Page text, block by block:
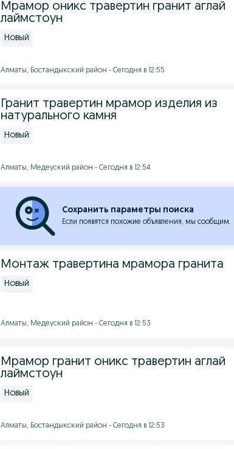
Мрамор оникс травертин гранит аглай
лаймстоун
Новый
Алматы, Бостандыкский район - Сегодня в 12:55
Гранит травертин мрамор изделия из
натурального камня
Новый
Алматы, Медеуский район - Сегодня в 12:54
Сохранить параметры поиска
Если появятся похожие объявления, мы сообщим.
Монтаж травертина мрамора гранита
Новый
Алматы, Медеуский район - Сегодня в 12:53
Мрамор гранит оникс травертин аглай
лаймстоун
Новый
Алматы, Бостандыкский район - Сегодня в 12:53